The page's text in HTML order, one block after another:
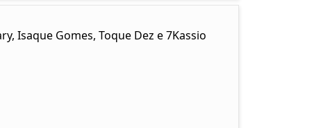
Isaque Gomes, Toque Dez e 7Kassio